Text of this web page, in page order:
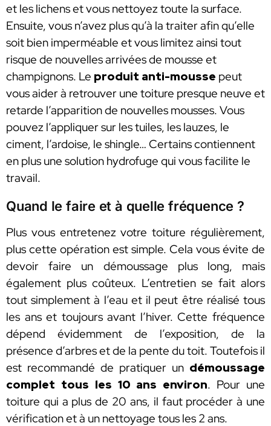
et les lichens et vous nettoyez toute la surface.
Ensuite, vous n’avez plus qu’à la traiter afin qu’elle
soit bien imperméable et vous limitez ainsi tout
risque de nouvelles arrivées de mousse et
champignons. Le produit anti-mousse peut
vous aider à retrouver une toiture presque neuve et
retarde l’apparition de nouvelles mousses. Vous
pouvez l’appliquer sur les tuiles, les lauzes, le
ciment, l’ardoise, le shingle… Certains contiennent
en plus une solution hydrofuge qui vous facilite le
travail.
Quand le faire et à quelle fréquence ?
Plus vous entretenez votre toiture régulièrement,
plus cette opération est simple. Cela vous évite de
devoir faire un démoussage plus long, mais
également plus coûteux. L’entretien se fait alors
tout simplement à l’eau et il peut être réalisé tous
les ans et toujours avant l’hiver. Cette fréquence
dépend évidemment de l’exposition, de la
présence d’arbres et de la pente du toit. Toutefois il
est recommandé de pratiquer un démoussage
complet tous les 10 ans environ. Pour une
toiture qui a plus de 20 ans, il faut procéder à une
vérification et à un nettoyage tous les 2 ans.